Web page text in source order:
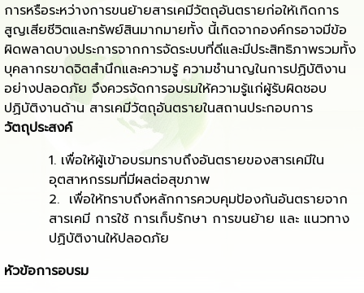
การหรือระหว่างการขนย้ายสารเคมีวัตถุอันตรายก่อให้เกิดการ
สูญเสียชีวิตและทรัพย์สินมากมายทั้ง นี้เกิดจากองค์กรอาจมีข้อ
ผิดพลาดบางประการจากการจัดระบบที่ดีและมีประสิทธิภาพรวมทั้ง
บุคลากรขาดจิตสํานึกและความรู้ ความชํานาญในการปฏิบัติงาน
อย่างปลอดภัย จึงควรจัดการอบรมให้ความรู้แก่ผู้รับผิดชอบ
ปฏิบัติงานด้าน สารเคมีวัตถุอันตรายในสถานประกอบการ
วัตถุประสงค์
เพื่อให้ผู้เข้าอบรมทราบถึงอันตรายของสารเคมีใน
อุตสาหกรรมที่มีผลต่อสุขภาพ
เพื่อให้ทราบถึงหลักการควบคุมป้องกันอันตรายจาก
สารเคมี การใช้ การเก็บรักษา การขนย้าย และ แนวทาง
ปฏิบัติงานให้ปลอดภัย
หัวข้อการอบรม